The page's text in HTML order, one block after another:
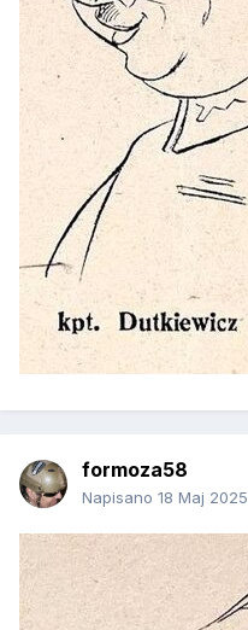
formoza58
Napisano 18 Maj 2025